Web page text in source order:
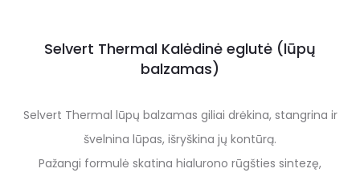
Selvert Thermal Kalėdinė eglutė (lūpų
balzamas)
Selvert Thermal lūpų balzamas giliai drėkina, stangrina ir
švelnina lūpas, išryškina jų kontūrą.
Pažangi formulė skatina hialurono rūgšties sintezę,